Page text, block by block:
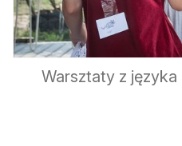
Warsztaty z